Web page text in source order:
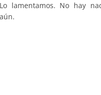
Lo lamentamos. No hay
aún.